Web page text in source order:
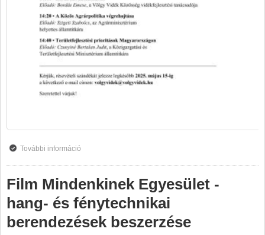
További információ
Film Mindenkinek Egyesület -
hang- és fénytechnikai
berendezések beszerzése